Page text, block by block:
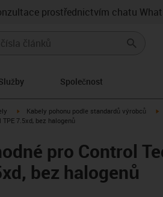
prostřednictvím chatu
Společnost
igus-icon-arrow-right
Kabely pohonu podle standardů výrobců
7.5xd, bez halogenů
pro Control
bez halogenů